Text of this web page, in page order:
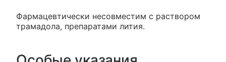
Фармацевтически несовместим с раствором
трамадола, препаратами лития.